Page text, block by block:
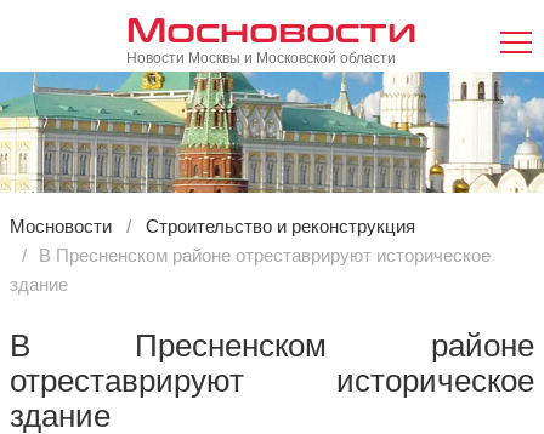
Мосновости
Новости Москвы и Московской области
Мосновости
Строительство и реконструкция
В Пресненском районе отреставрируют историческое
здание
В Пресненском районе
отреставрируют историческое
здание